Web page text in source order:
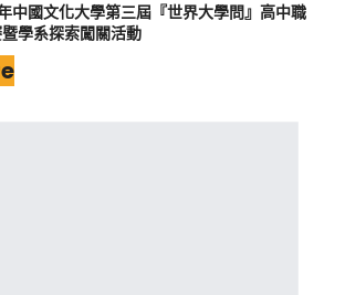
中國文化大學第三屆『世界大學問』高中職
學系探索闖關活動